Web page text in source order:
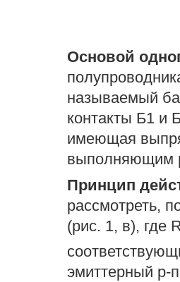
Основой
называемый
контакты Б1 и
имеющая
выполняющим
Принцип
рассмотреть,
(рис. 1, в), где
эмиттерный р-